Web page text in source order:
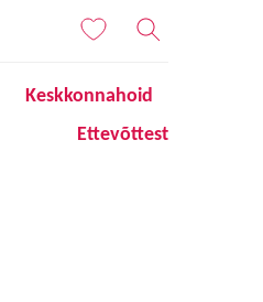
Keskkonnahoid
Ettevõttest